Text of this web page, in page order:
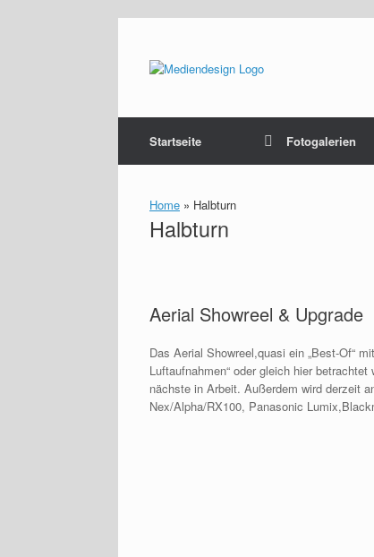
springen
Startseite Fotogalerien
Home » Halbturn
Halbturn
Aerial Showreel & Upgrade
Das Aerial Showreel,quasi ein „Best-Of“
Luftaufnahmen“ oder gleich hier
nächste in Arbeit. Außerdem wird derzeit
Nex/Alpha/RX100, Panasonic